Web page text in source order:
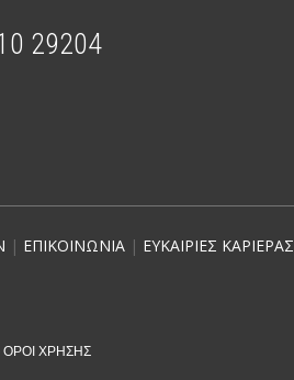
29204
| ΕΠΙΚΟΙΝΩΝΙΑ | ΕΥΚΑΙΡΙΕΣ ΚΑΡΙΕΡΑΣ
ΌΡΟΙ ΧΡΉΣΗΣ